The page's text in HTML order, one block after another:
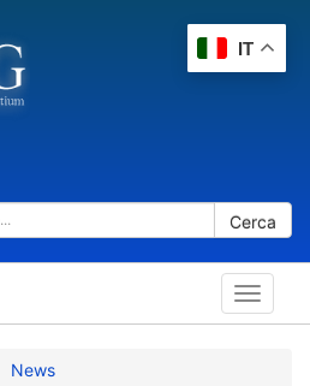
Cerca
Toggle
News
IT